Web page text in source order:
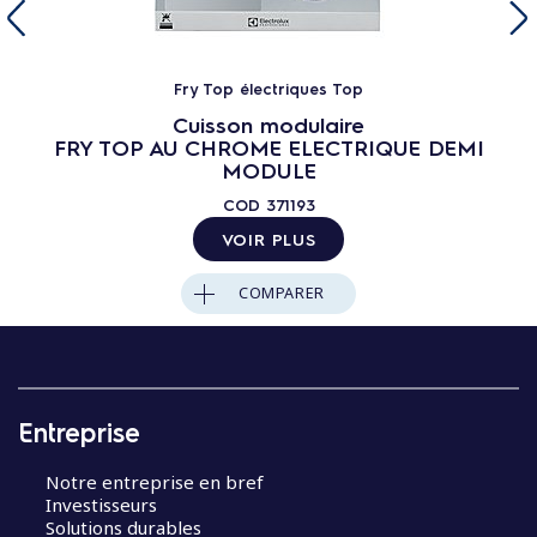
Fry Top électriques Top
Cuisson modulaire
FRY TOP AU CHROME ELECTRIQUE DEMI
MODULE
COD 371193
VOIR PLUS
COMPARER
Entreprise
Notre entreprise en bref
Investisseurs
Solutions durables